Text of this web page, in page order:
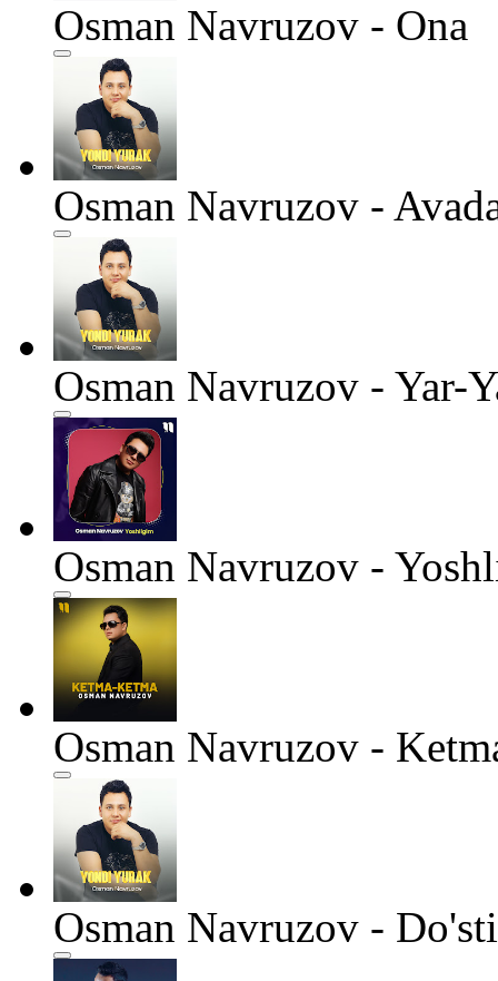
Osman Navruzov - Ona
Osman Navruzov -
Osman Navruzov - Yar-
Osman Navruzov -
Osman Navruzov -
Osman Navruzov -